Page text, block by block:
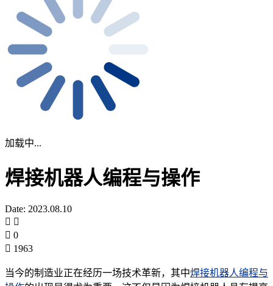
加载中...
焊接机器人编程与操作
Date: 2023.08.10
0
1963
当今的制造业正在经历一场技术革新，其中焊接机器人编程与